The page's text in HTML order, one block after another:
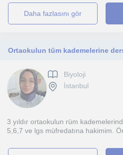
daha fazlasını gör
Biyoloji
İstanbul
3 yıldır ortaokulun rüm
5,6,7 ve lgs müfredatına hakimim.